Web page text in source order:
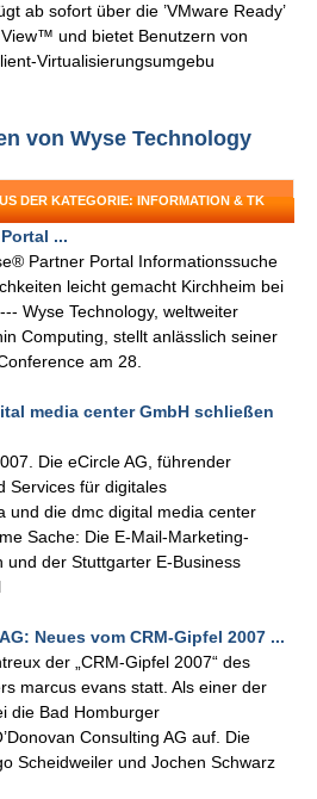
ab sofort über die ’VMware Ready’
und bietet Benutzern von
Virtualisierungsumgebu
von Wyse Technology
DER KATEGORIE: INFORMATION & TK
...
Partner Portal Informationssuche
leicht gemacht Kirchheim bei
Wyse Technology, weltweiter
Computing, stellt anlässlich seiner
am 28.
media center GmbH schließen
Die eCircle AG, führender
Services für digitales
und die dmc digital media center
Sache: Die E-Mail-Marketing-
und der Stuttgarter E-Business
Neues vom CRM-Gipfel 2007 ...
der „CRM-Gipfel 2007“ des
marcus evans statt. Als einer der
die Bad Homburger
Consulting AG auf. Die
Scheidweiler und Jochen Schwarz